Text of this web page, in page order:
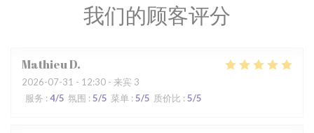
我们的顾客评分
MathieuD
2026-07-31 - 12:30 - 来宾 3
服务 : 4/5 氛围 : 5/5 菜单 : 5/5 质价比 : 5/5